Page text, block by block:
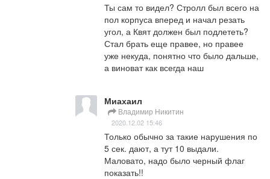
Ты сам то видел? Стролл был всего на
пол корпуса вперед и начал резать
угол, а Квят должен был подлететь?
Стал брать еще правее, но правее
уже некуда, понятно что было дальше,
а виноват как всегда наш
Миахаил
Владимир Никитин
2020.12.02 15:46
Только обычно за такие нарушения по
5 сек. дают, а тут 10 выдали.
Маловато, надо было черный флаг
показать!!